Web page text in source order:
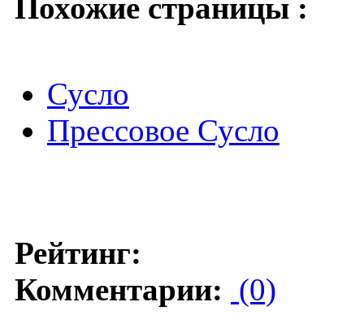
Похожие страницы :
Сусло
Прессовое Сусло
Рейтинг:
Комментарии: (0)